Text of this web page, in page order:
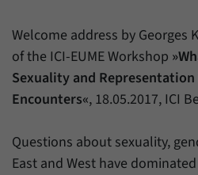
Welcome address by
of the ICI-EUME Workshop
Sexuality and
Encounters«, 18.05.2017, ICI
Questions about sexuality,
East and West have
Webseiten-
Name _pk_ref
Anbieter Matomo
Laufzeit 6 Monate
Zweck
Mit diesem
welcher
Besucher durch